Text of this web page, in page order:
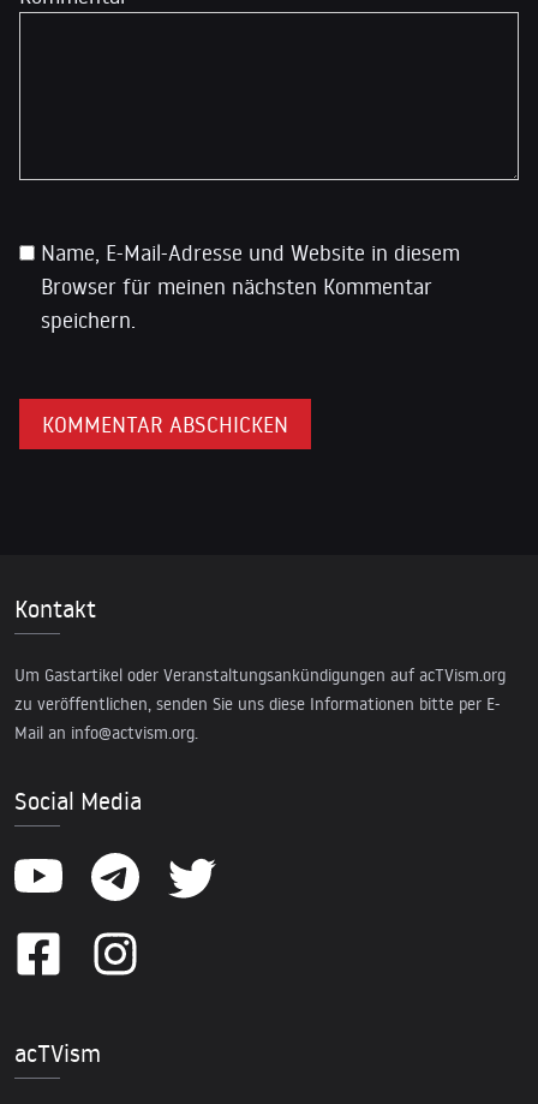
Name, E-Mail-Adresse und Website in diesem
Browser für meinen nächsten Kommentar
speichern.
Kontakt
Um Gastartikel oder Veranstaltungsankündigungen auf acTVism.org
zu veröffentlichen, senden Sie uns diese Informationen bitte per E-
Mail an info@actvism.org.
Social Media
acTVism